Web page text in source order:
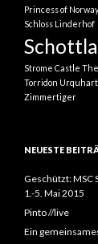
Princess of Norway
Schloss Linderhof
Strome Castle
Torridon Urquhart
Zimmertiger
NEUESTE
Geschützt: MSC
1.-5. Mai 2015
Pinto //live
Ein